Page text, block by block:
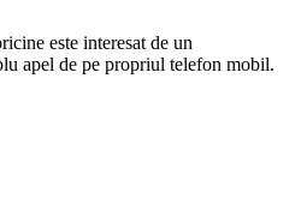
este interesat de un
apel de pe propriul telefon mobil.